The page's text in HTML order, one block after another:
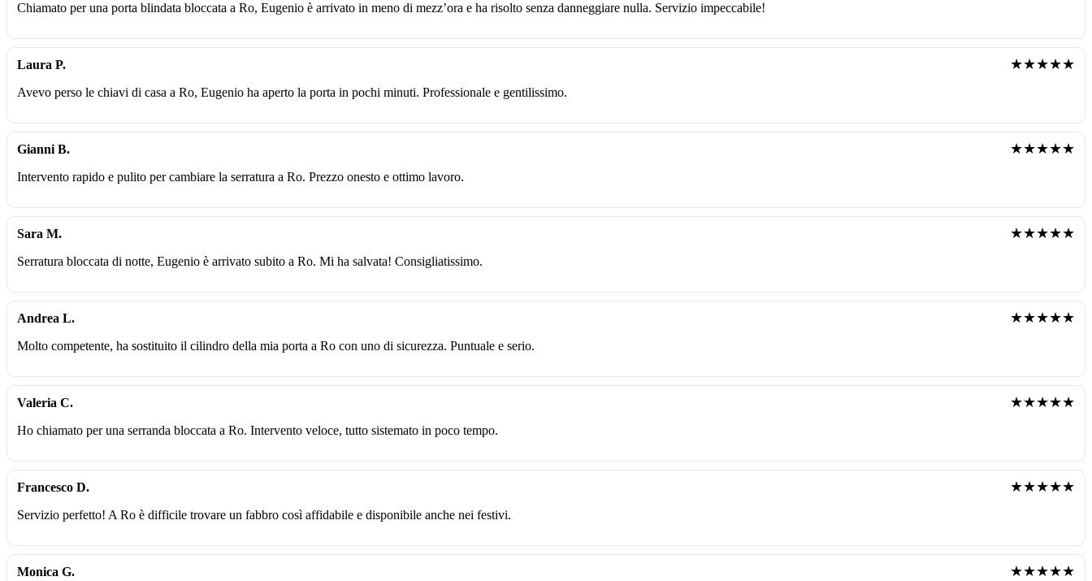
Chiamato per una porta blindata bloccata a Ro, Eugenio è arrivato in meno di mezz’ora e ha risolto senza danneggiare nulla. Servizio impeccabile!
Laura P. ★★★★★
Avevo perso le chiavi di casa a Ro, Eugenio ha aperto la porta in pochi minuti. Professionale e gentilissimo.
Gianni B. ★★★★★
Intervento rapido e pulito per cambiare la serratura a Ro. Prezzo onesto e ottimo lavoro.
Sara M. ★★★★★
Serratura bloccata di notte, Eugenio è arrivato subito a Ro. Mi ha salvata! Consigliatissimo.
Andrea L. ★★★★★
Molto competente, ha sostituito il cilindro della mia porta a Ro con uno di sicurezza. Puntuale e serio.
Valeria C. ★★★★★
Ho chiamato per una serranda bloccata a Ro. Intervento veloce, tutto sistemato in poco tempo.
Francesco D. ★★★★★
Servizio perfetto! A Ro è difficile trovare un fabbro così affidabile e disponibile anche nei festivi.
Monica G. ★★★★★